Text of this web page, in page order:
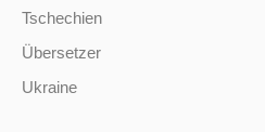
Tschechien
Übersetzer
Ukraine